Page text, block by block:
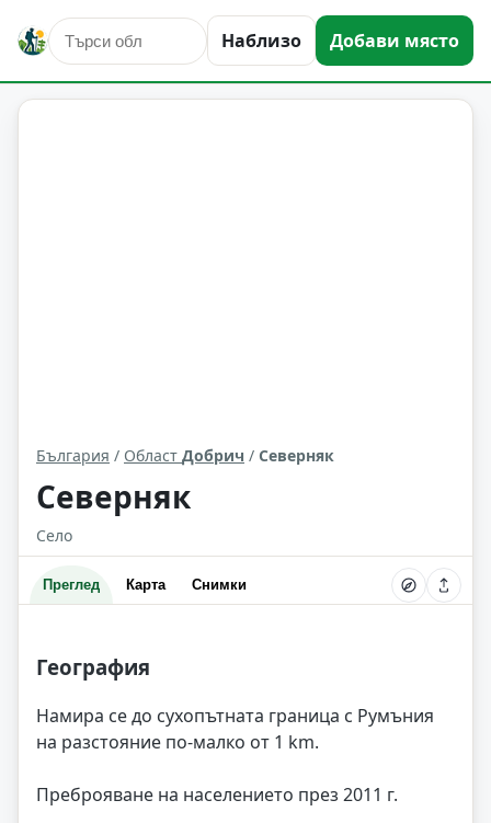
Наблизо Добави място
Северняк Област: Добрич
България / Област Добрич / Северняк
Северняк
Село
Преглед Карта Снимки
География
Намира се до сухопътната граница с Румъния
на разстояние по-малко от 1 km.
Преброяване на населението през 2011 г.